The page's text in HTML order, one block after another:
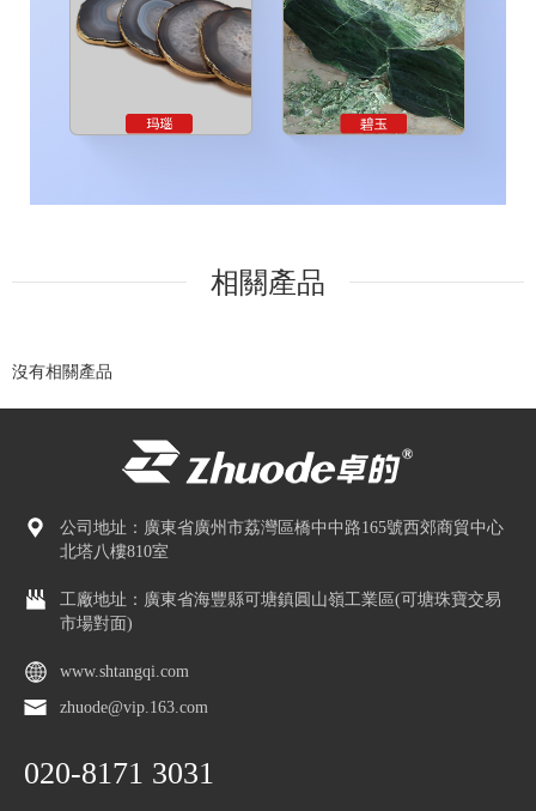
相關產品
沒有相關產品
公司地址：廣東省廣州市荔灣區橋中中路165號西郊商貿中心
北塔八樓810室
工廠地址：廣東省海豐縣可塘鎮圓山嶺工業區(可塘珠寶交易
市場對面)
www.shtangqi.com
zhuode@vip.163.com
020-8171 3031